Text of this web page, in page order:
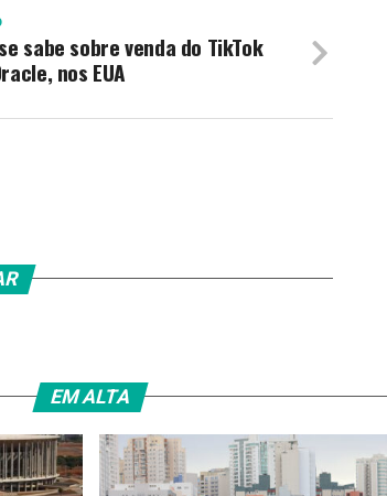
sabe sobre venda do TikTok
nos EUA
EM ALTA